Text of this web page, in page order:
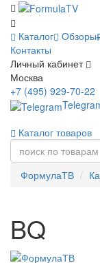
Каталог Обзоры
Контакты
Личный кабинет
Москва
+7 (495) 929-70-22
Каталог товаров
ФормулаТВ
BQ